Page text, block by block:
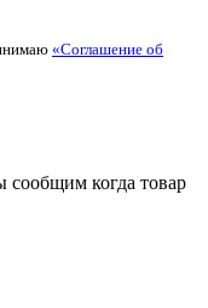
«Соглашение об
сообщим когда товар